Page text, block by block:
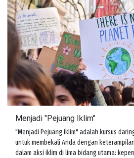
Menjadi "Pejuang Iklim"
"Menjadi Pejuang Iklim" adalah kursus
untuk membekali Anda dengan
dalam aksi iklim di lima bidang utama: